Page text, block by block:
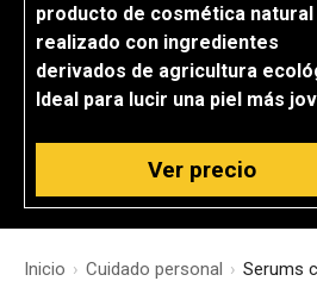
producto de cosmética natural
realizado con ingredientes
derivados de agricultura
Ideal para lucir una piel más
Ver precio
Inicio › Cuidado personal › Serums